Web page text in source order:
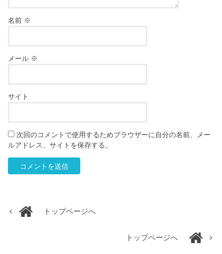
名前 ※
メール ※
サイト
次回のコメントで使用するためブラウザーに自分の名前、メー
ルアドレス、サイトを保存する。
トップページへ
トップページへ